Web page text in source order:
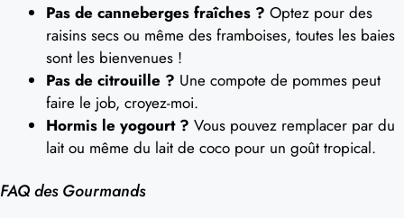
Pas de canneberges fraîches ? Optez pour des
raisins secs ou même des framboises, toutes les baies
sont les bienvenues !
Pas de citrouille ? Une compote de pommes peut
faire le job, croyez-moi.
Hormis le yogourt ? Vous pouvez remplacer par du
lait ou même du lait de coco pour un goût tropical.
FAQ des Gourmands